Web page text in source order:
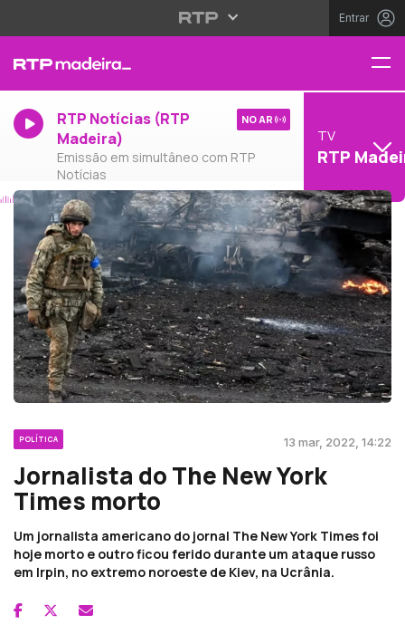
Entrar
RTP Notícias (RTP
Madeira)
Emissão em simultâneo com RTP
Notícias
NO AR
TV
RTP
POLÍTICA 13 mar, 2022, 14:22
Jornalista do The New York
Times morto
Um jornalista americano do jornal The New York Times foi
hoje morto e outro ficou ferido durante um ataque russo
em Irpin, no extremo noroeste de Kiev, na Ucrânia.